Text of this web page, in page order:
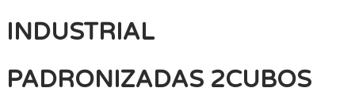
INDUSTRIAL
PADRONIZADAS 2CUBOS